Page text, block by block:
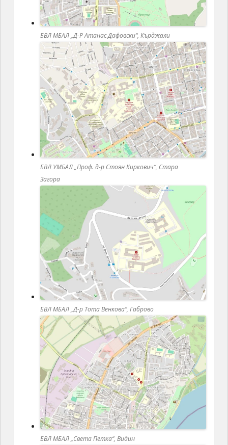
БВЛ МБАЛ „Д-Р Атанас Дафовски“, Кърджали
БВЛ УМБАЛ „Проф. д-р Стоян Киркович“, Стара
Загора
БВЛ МБАЛ „Д-р Тота Венкова“, Габрово
БВЛ МБАЛ „Света Петка“, Видин